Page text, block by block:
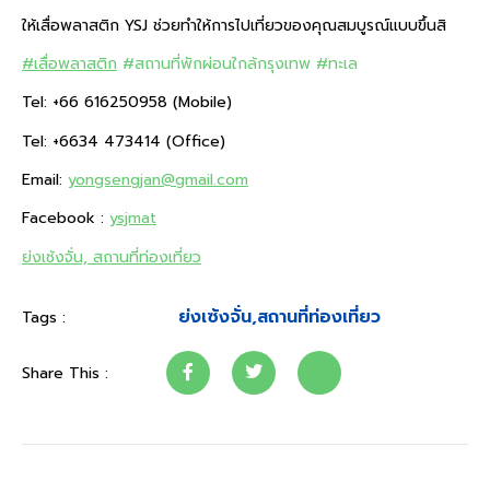
ให้เสื่อพลาสติก YSJ ช่วยทำให้การไปเที่ยวของคุณสมบูรณ์แบบขึ้นสิ
#เสื่อพลาสติก #สถานที่พักผ่อนใกล้กรุงเทพ #ทะเล
Tel: +66 616250958 (Mobile)
Tel: +6634 473414 (Office)
Email: yongsengjan@gmail.com
Facebook : ysjmat
ย่งเซ้งจั่น, สถานที่ท่องเที่ยว
Tags : ย่งเซ้งจั่น,สถานที่ท่องเที่ยว
Share This :